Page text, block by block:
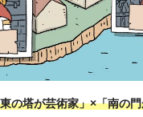
の塔が芸術家」×「南の